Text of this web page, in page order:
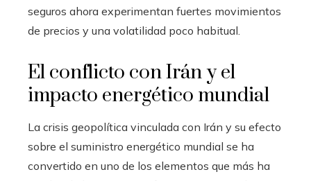
seguros ahora experimentan fuertes movimientos
de precios y una volatilidad poco habitual.
El conflicto con Irán y el
impacto energético mundial
La crisis geopolítica vinculada con Irán y su efecto
sobre el suministro energético mundial se ha
convertido en uno de los elementos que más ha